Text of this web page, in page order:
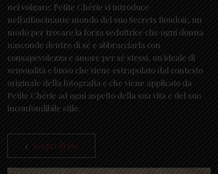
nel volgare: Petite Chérie vi introduce
nell'affascinante mondo del suo Secrets Boudoir, un
modo per trovare la forza seduttrice che ogni donna
nasconde dentro di sé e abbracciarla con
consapevolezza e amore per sé stessi, un'ideale di
sensualità e lusso che viene estrapolato dal contesto
originale della fotografia e che viene applicato da
Petite Chérie ad ogni aspetto della sua vita e del suo
inconfondibile stile.
Scopri di più